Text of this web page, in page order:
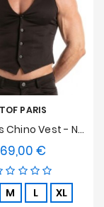
TOF PARIS
Tof Paris Chino Vest - Nero
69,00 €
M L XL